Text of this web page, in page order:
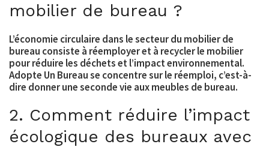
mobilier de bureau ?
L’économie circulaire dans le secteur du mobilier de
bureau consiste à réemployer et à recycler le mobilier
pour réduire les déchets et l’impact environnemental.
Adopte Un Bureau se concentre sur le réemploi, c’est-à-
dire donner une seconde vie aux meubles de bureau.
2. Comment réduire l’impact
écologique des bureaux avec